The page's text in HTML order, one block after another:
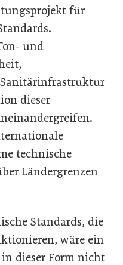
für
und
dieser
technische
Ländergrenzen
Standards, die
wäre ein
in dieser Form nicht